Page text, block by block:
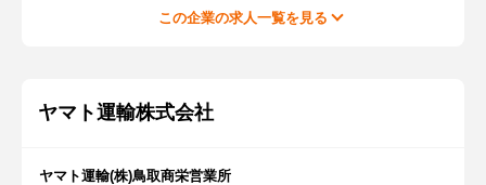
この企業の求人一覧を見る
ヤマト運輸株式会社
ヤマト運輸(株)鳥取商栄営業所